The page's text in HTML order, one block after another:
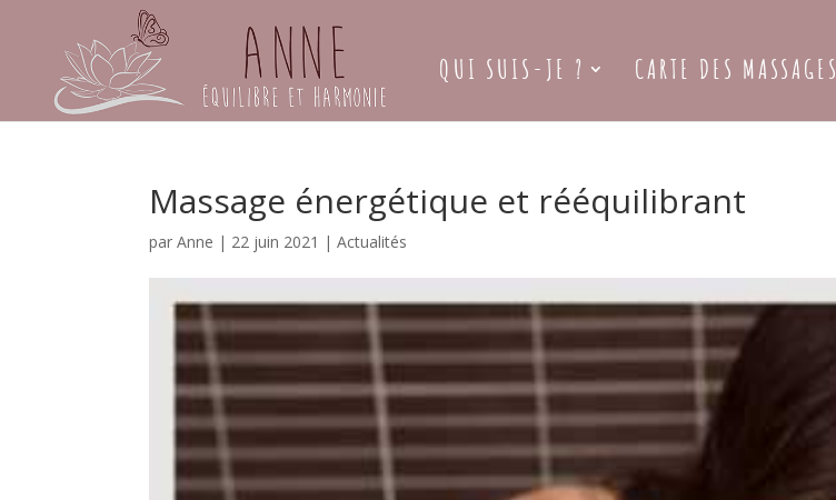
QUI SUIS-JE ? CARTE DES MASSAGES
Massage énergétique et rééquilibrant
parAnne | 22 juin 2021 |Actualités